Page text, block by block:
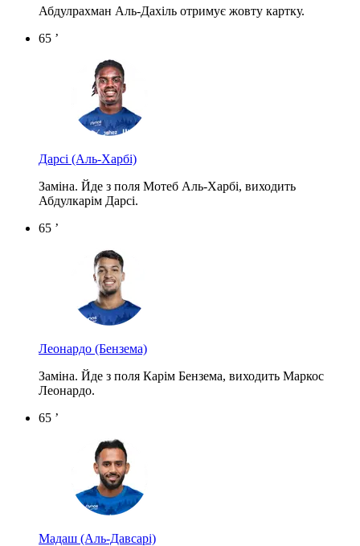
Абдулрахман Аль-Дахіль отримує жовту картку.
65 ’
Дарсі (Аль-Харбі)
Заміна. Йде з поля Мотеб Аль-Харбі, виходить
Абдулкарім Дарсі.
65 ’
Леонардо (Бензема)
Заміна. Йде з поля Карім Бензема, виходить Маркос
Леонардо.
65 ’
Мадаш (Аль-Давсарі)